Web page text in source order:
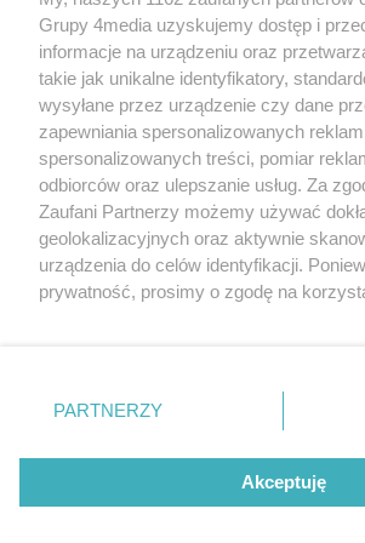
Grupy 4media uzyskujemy dostęp i
informacje na urządzeniu oraz
takie jak unikalne identyfikatory,
wysyłane przez urządzenie czy dane
zapewniania spersonalizowanych
spersonalizowanych treści, pomiar
odbiorców oraz ulepszanie usług. Za
Zaufani Partnerzy możemy używać
geolokalizacyjnych oraz aktywnie
urządzenia do celów identyfikacji.
prywatność, prosimy o zgodę na
. Niektóre
zastosowania tylko na tej witrynie.
PARTNERZY
Akceptuję